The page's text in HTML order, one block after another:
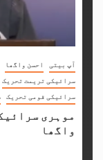
آپ بیتی احسن واگھا
سرائیکی تریمت تحریک
سرائیکی قومی تحریک
موہری
واگھا